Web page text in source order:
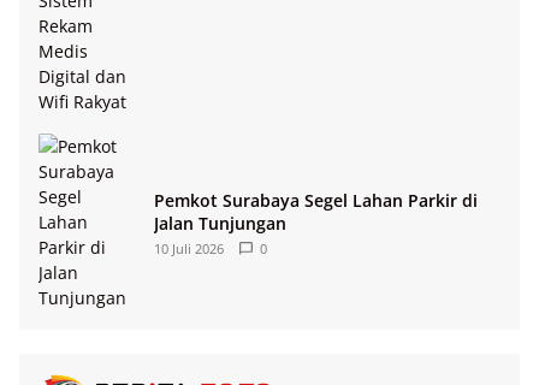
Pemkot Surabaya Segel Lahan Parkir di
Jalan Tunjungan
10 Juli 2026 0